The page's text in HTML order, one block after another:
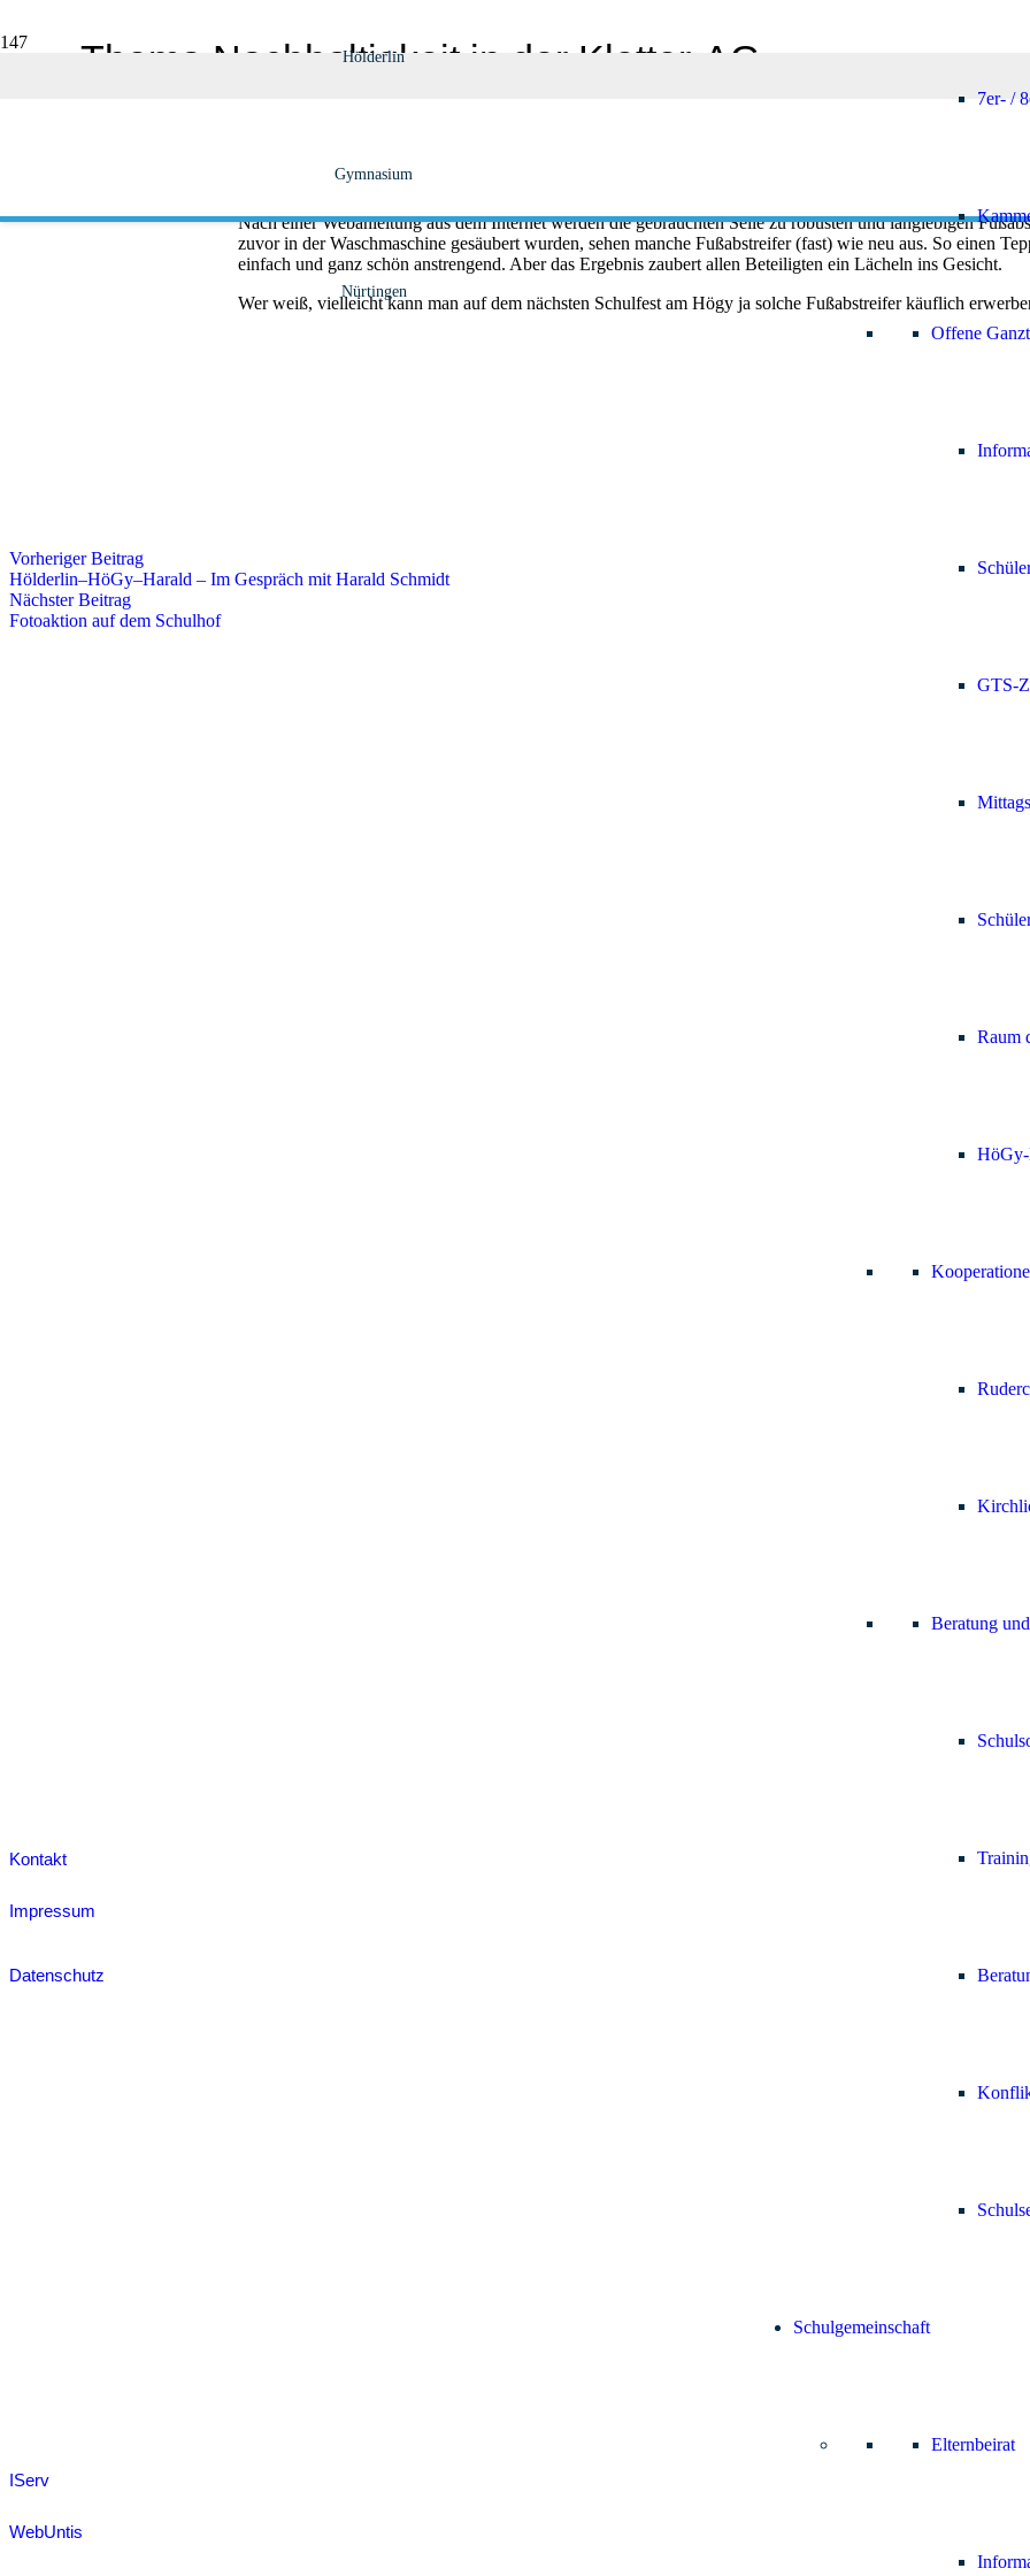
Hölderlin
Gymnasium
Nürtingen
7er- /
Offene
GTS-
Raum
Beratung
Schulgemeinschaft
Elternbeirat
Thema Nachhaltigkeit in der Kletter-AG
Nach einer Webanleitung aus dem Internet werden die gebrauchten Seile zu robusten und langlebigen
zuvor in der Waschmaschine gesäubert wurden, sehen manche Fußabstreifer (fast) wie neu aus. So einen
einfach und ganz schön anstrengend. Aber das Ergebnis zaubert allen Beteiligten ein Lächeln ins Gesicht.
Wer weiß, vielleicht kann man auf dem nächsten Schulfest am Högy ja solche Fußabstreifer käuflich
Vorheriger Beitrag
Hölderlin–HöGy–Harald – Im Gespräch mit Harald Schmidt
Nächster Beitrag
Fotoaktion auf dem Schulhof
Kontakt
Impressum
Datenschutz
IServ
WebUntis